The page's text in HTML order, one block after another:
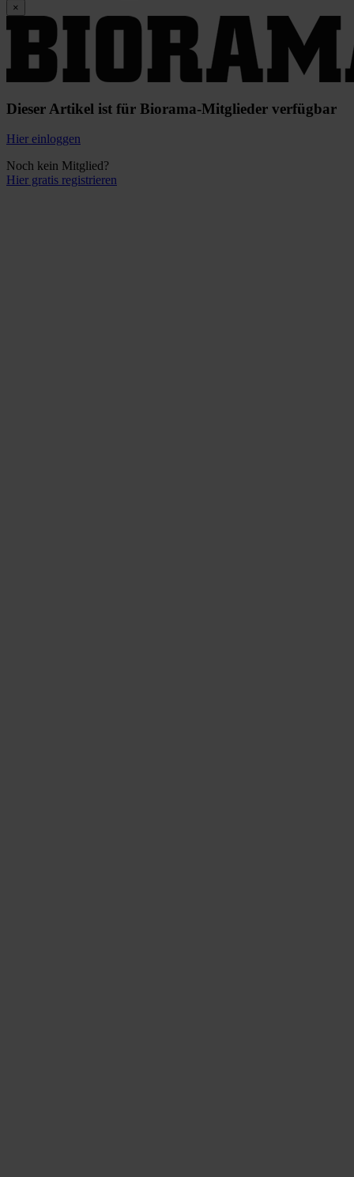
×
Dieser Artikel ist für Biorama-Mitglieder verfügbar
Hier einloggen
Noch kein Mitglied?
Hier gratis registrieren